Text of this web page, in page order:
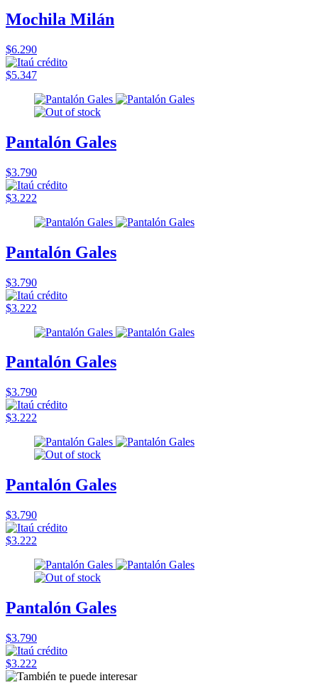
Mochila Milán
$6.290
$5.347
Pantalón Gales
$3.790
$3.222
Pantalón Gales
$3.790
$3.222
Pantalón Gales
$3.790
$3.222
Pantalón Gales
$3.790
$3.222
Pantalón Gales
$3.790
$3.222